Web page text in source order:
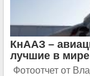
КнААЗ –
лучшие в
Фотоотчет от